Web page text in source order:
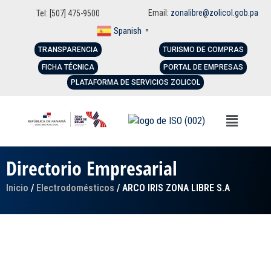
Tel: [507] 475-9500 Email: zonalibre@zolicol.gob.pa
Spanish ▼
TRANSPARENCIA
FICHA TÉCNICA
TURISMO DE COMPRAS
PORTAL DE EMPRESAS
PLATAFORMA DE SERVICIOS ZOLICOL
Directorio Empresarial
Inicio / Electrodomésticos / ARCO IRIS ZONA LIBRE S.A